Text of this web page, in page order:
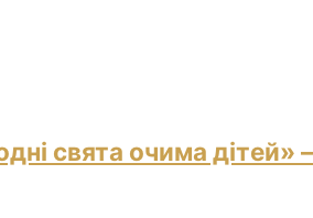
свята очима